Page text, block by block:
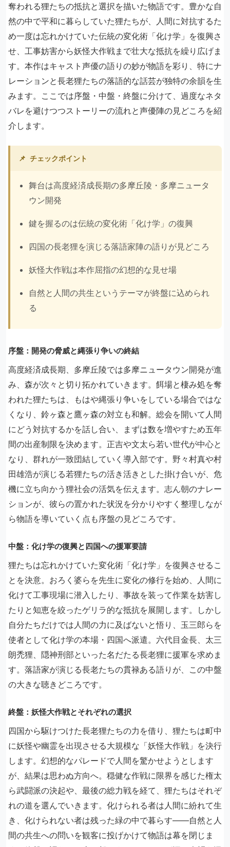
奪われる狸たちの抵抗と選択を描いた物語です。豊かな自
然の中で平和に暮らしていた狸たちが、人間に対抗するた
め一度は忘れかけていた伝統の変化術「化け学」を復興さ
せ、工事妨害から妖怪大作戦まで壮大な抵抗を繰り広げま
す。本作はキャスト声優の語りの妙が物語を彩り、特にナ
レーションと長老狸たちの落語的な話芸が独特の余韻を生
みます。ここでは序盤・中盤・終盤に分けて、過度なネタ
バレを避けつつストーリーの流れと声優陣の見どころを紹
介します。
📌 チェックポイント
舞台は高度経済成長期の多摩丘陵・多摩ニュータ
ウン開発
鍵を握るのは伝統の変化術「化け学」の復興
四国の長老狸を演じる落語家陣の語りが見どころ
妖怪大作戦は本作屈指の幻想的な見せ場
自然と人間の共生というテーマが終盤に込められ
る
序盤：開発の脅威と縄張り争いの終結
高度経済成長期、多摩丘陵では多摩ニュータウン開発が進
み、森が次々と切り拓かれていきます。餌場と棲み処を奪
われた狸たちは、もはや縄張り争いをしている場合ではな
くなり、鈴ヶ森と鷹ヶ森の対立も和解。総会を開いて人間
にどう対抗するかを話し合い、まずは数を増やすため五年
間の出産制限を決めます。正吉や文太ら若い世代が中心と
なり、群れが一致団結していく導入部です。野々村真や村
田雄浩が演じる若狸たちの活き活きとした掛け合いが、危
機に立ち向かう狸社会の活気を伝えます。志ん朝のナレー
ションが、彼らの置かれた状況を分かりやすく整理しなが
ら物語を導いていく点も序盤の見どころです。
中盤：化け学の復興と四国への援軍要請
狸たちは忘れかけていた変化術「化け学」を復興させるこ
とを決意。おろく婆らを先生に変化の修行を始め、人間に
化けて工事現場に潜入したり、事故を装って作業を妨害し
たりと知恵を絞ったゲリラ的な抵抗を展開します。しかし
自分たちだけでは人間の力に及ばないと悟り、玉三郎らを
使者として化け学の本場・四国へ派遣。六代目金長、太三
朗禿狸、隠神刑部といった名だたる長老狸に援軍を求めま
す。落語家が演じる長老たちの貫禄ある語りが、この中盤
の大きな聴きどころです。
終盤：妖怪大作戦とそれぞれの選択
四国から駆けつけた長老狸たちの力を借り、狸たちは町中
に妖怪や幽霊を出現させる大規模な「妖怪大作戦」を決行
します。幻想的なパレードで人間を驚かせようとします
が、結果は思わぬ方向へ。穏健な作戦に限界を感じた権太
ら武闘派の決起や、最後の総力戦を経て、狸たちはそれぞ
れの道を選んでいきます。化けられる者は人間に紛れて生
き、化けられない者は残った緑の中で暮らす——自然と人
間の共生への問いを観客に投げかけて物語は幕を閉じま